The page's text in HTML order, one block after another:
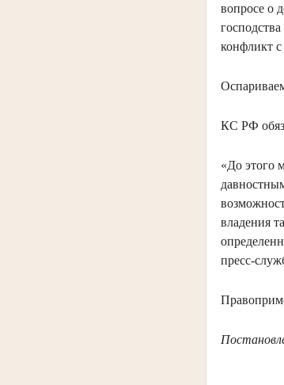
вопросе о
конфликт с
КС РФ
«До этого
владения
пресс-